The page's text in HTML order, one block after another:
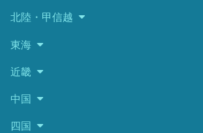
北陸・甲信越
東海
近畿
中国
四国